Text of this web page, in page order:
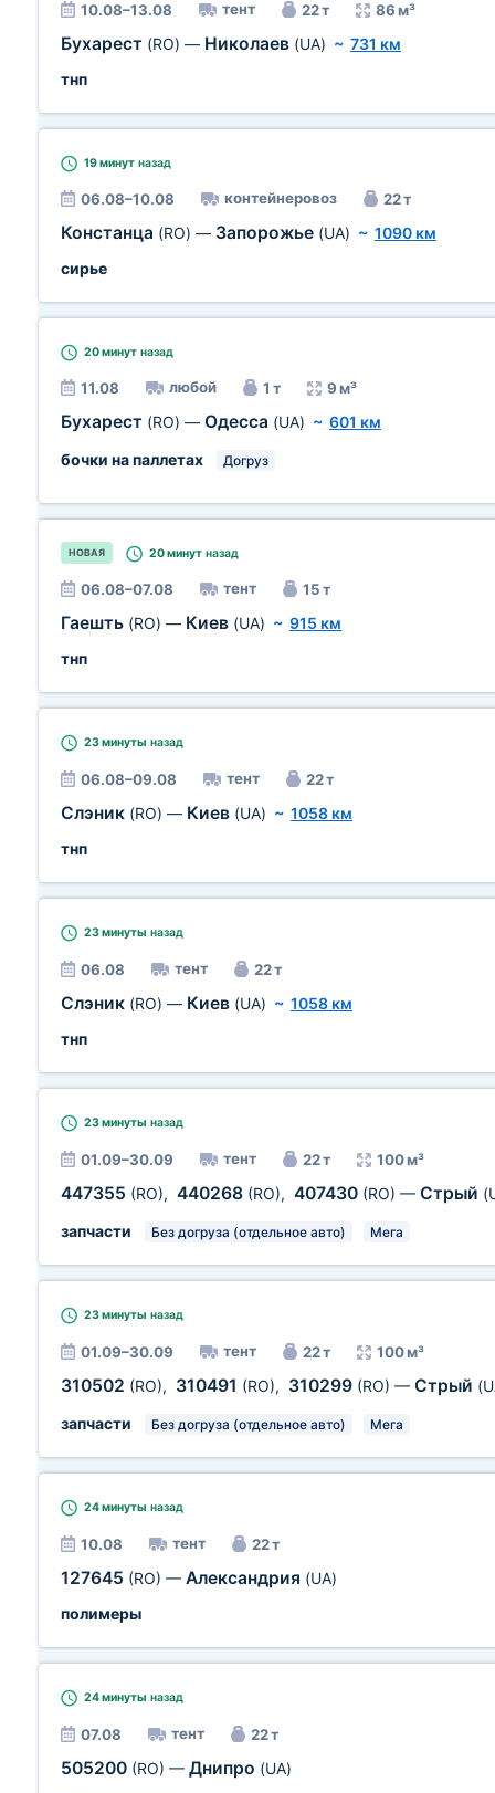
10.08–13.08 тент 22 т 86 м³
Бухарест (RO) — Николаев (UA) ~ 731 км
тнп
19 минут назад
06.08–10.08 контейнеровоз 22 т
Констанца (RO) — Запорожье (UA) ~ 1090 км
сирье
20 минут назад
11.08 любой 1 т 9 м³
Бухарест (RO) — Одесса (UA) ~ 601 км
бочки на паллетах
Догруз
НОВАЯ 20 минут назад
06.08–07.08 тент 15 т
Гаешть (RO) — Киев (UA) ~ 915 км
тнп
23 минуты назад
06.08–09.08 тент 22 т
Слэник (RO) — Киев (UA) ~ 1058 км
тнп
23 минуты назад
06.08 тент 22 т
Слэник (RO) — Киев (UA) ~ 1058 км
тнп
23 минуты назад
01.09–30.09 тент 22 т 100 м³
447355 (RO), 440268 (RO), 407430 (RO) — Стрый
запчасти
Без догруза (отдельное авто) Мега
23 минуты назад
01.09–30.09 тент 22 т 100 м³
310502 (RO), 310491 (RO), 310299 (RO) — Стрый
запчасти
Без догруза (отдельное авто) Мега
24 минуты назад
10.08 тент 22 т
127645 (RO) — Александрия (UA)
полимеры
24 минуты назад
07.08 тент 22 т
505200 (RO) — Днипро (UA)